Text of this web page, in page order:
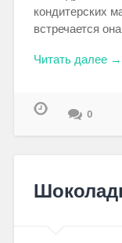
кондитерских
встречается
Читать далее →
0